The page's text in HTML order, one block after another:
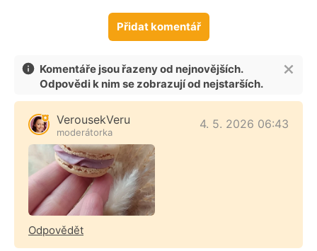
Přidat komentář
Komentáře jsou řazeny od nejnovějších.
Odpovědi k nim se zobrazují od nejstarších.
VerousekVeru
moderátorka
4. 5. 2026 06:43
Odpovědět